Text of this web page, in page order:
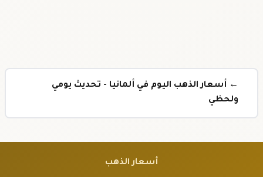
← أسعار الذهب اليوم في ألمانيا - تحديث يومي
ولحظي
أسعار الذهب